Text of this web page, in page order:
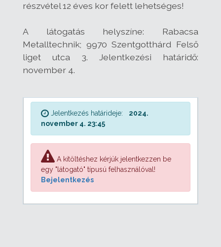
részvétel 12 éves kor felett lehetséges!
A látogatás helyszíne: Rabacsa
Metalltechnik; 9970 Szentgotthárd Felső
liget utca 3. Jelentkezési határidő:
november 4.
Jelentkezés határideje:
2024.
november 4. 23:45
A kitöltéshez kérjük jelentkezzen be
egy "látogató" típusú felhasználóval!
Bejelentkezés